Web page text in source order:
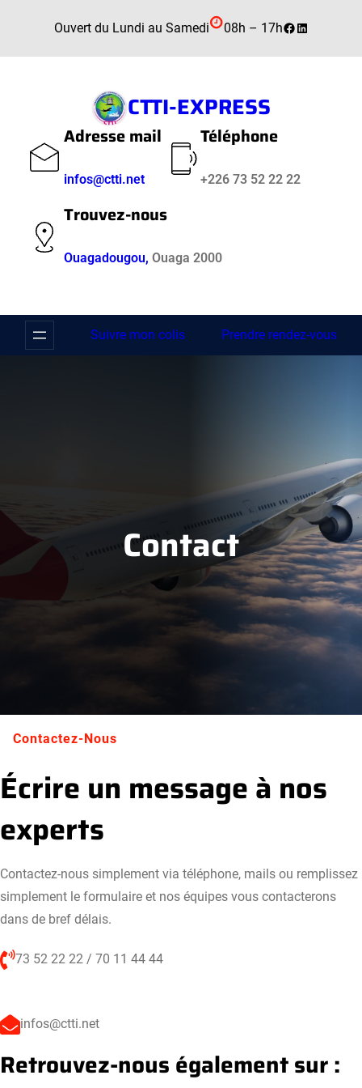
contenu
Ouvert du Lundi au Samedi 08h – 17hFacebook
LinkedIn
CTTI-EXPRESS
Adresse mail
infos@ctti.net
Téléphone
+226 73 52 22 22
Trouvez-nous
Ouagadougou, Ouaga 2000
Suivre mon colis Prendre rendez-vous
Contact
Contactez-Nous
Écrire un message à nos
experts
Contactez-nous simplement via téléphone, mails ou remplissez
simplement le formulaire et nos équipes vous contacterons
dans de bref délais.
73 52 22 22 / 70 11 44 44
infos@ctti.net
Retrouvez-nous également sur :